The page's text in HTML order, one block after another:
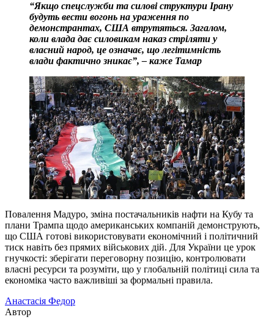
“Якщо спецслужби та силові структури Ірану
будуть вести вогонь на ураження по
демонстрантах, США втрутяться. Загалом,
коли влада дає силовикам наказ стріляти у
власний народ, це означає, що легітимність
влади фактично зникає”, – каже Тамар
Повалення Мадуро, зміна постачальників нафти на Кубу та
плани Трампа щодо американських компаній демонструють,
що США готові використовувати економічний і політичний
тиск навіть без прямих військових дій. Для України це урок
гнучкості: зберігати переговорну позицію, контролювати
власні ресурси та розуміти, що у глобальній політиці сила та
економіка часто важливіші за формальні правила.
Анастасія Федор
Автор